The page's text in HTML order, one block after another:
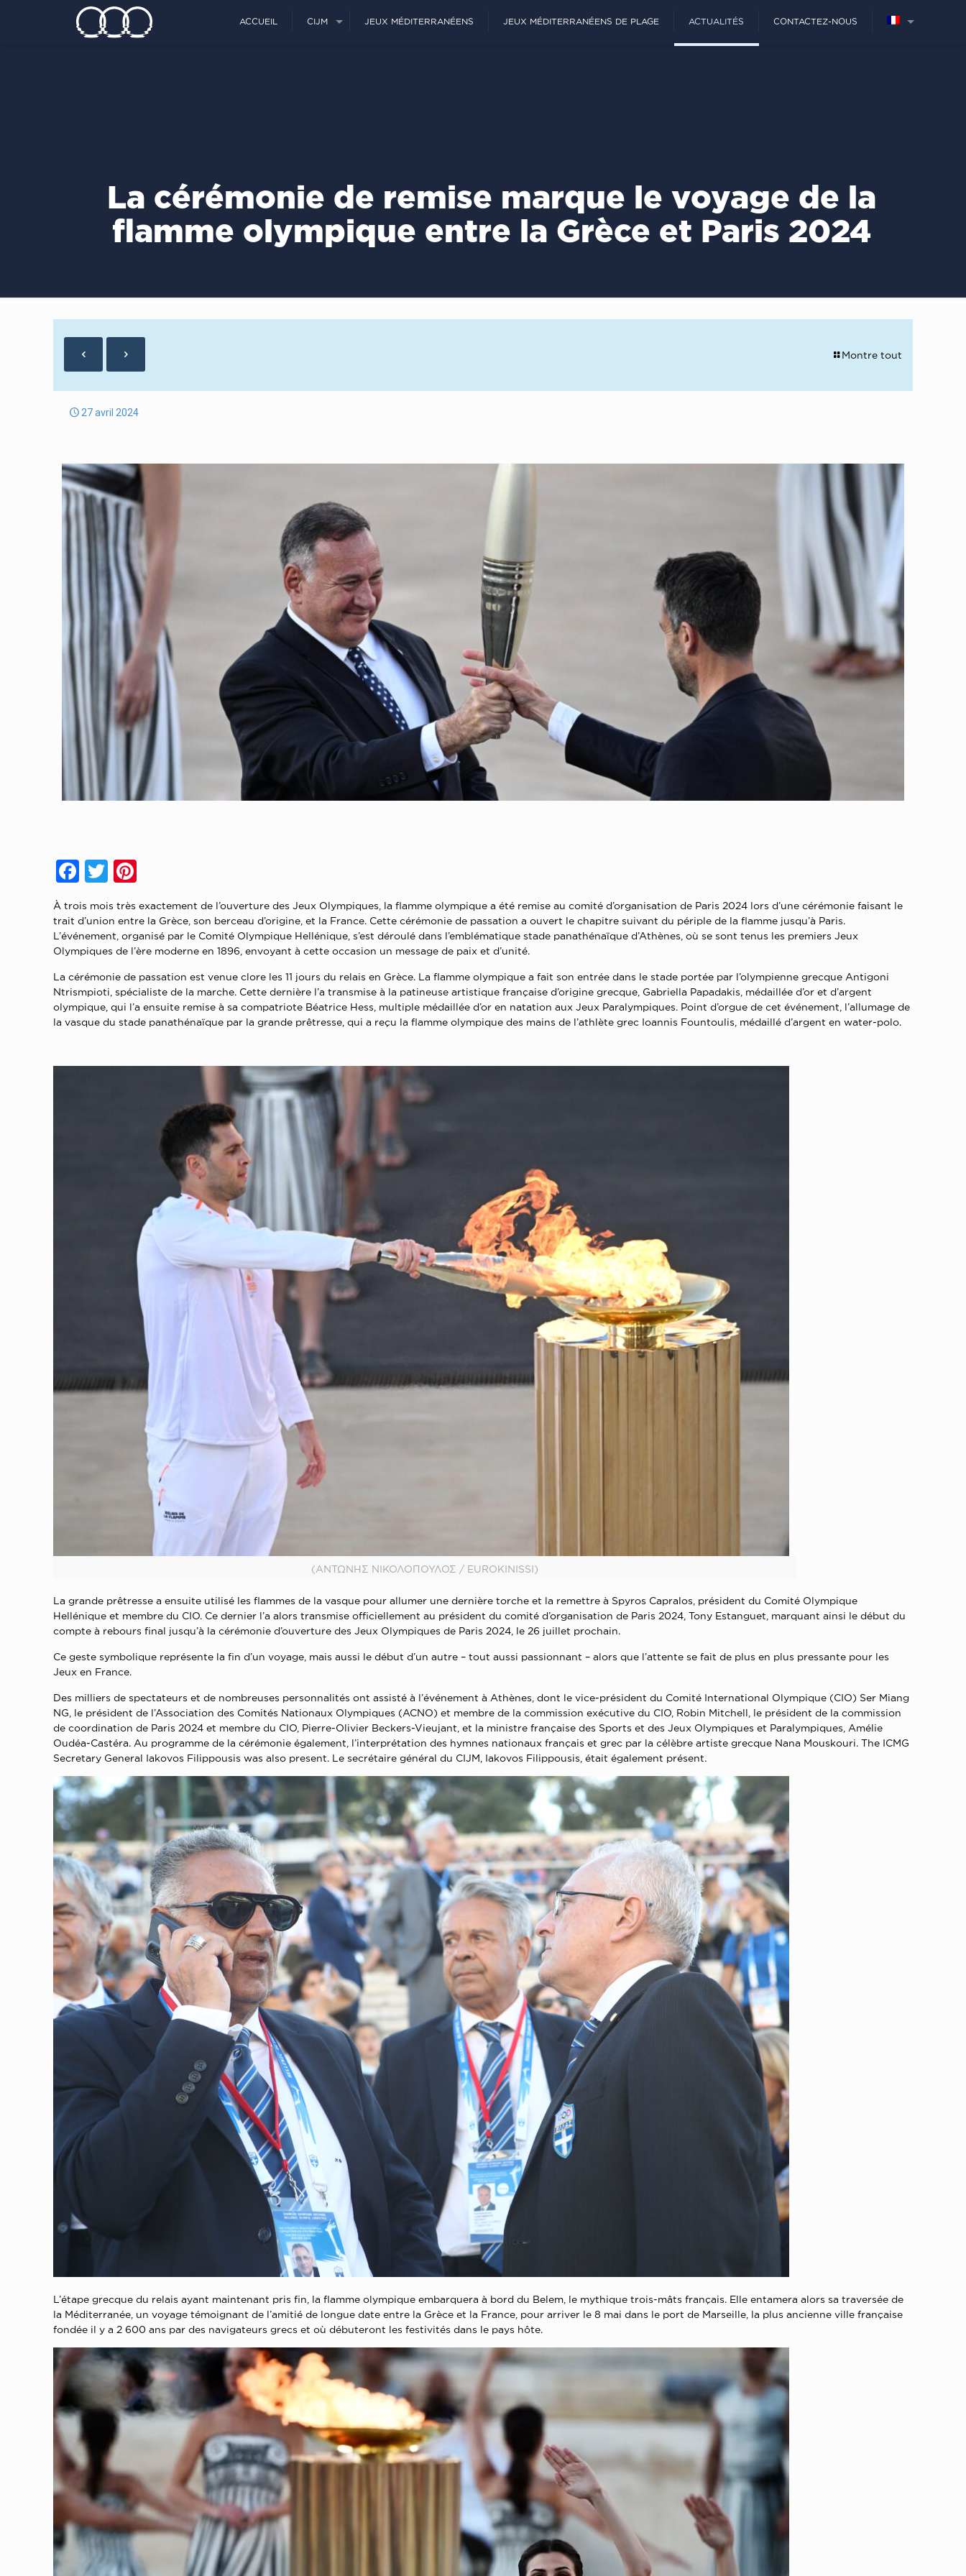
ACCUEIL CIJM JEUX MÉDITERRANÉENS JEUX MÉDITERRANÉENS DE PLAGE ACTUALITÉS CONTACTEZ-NOUS
La cérémonie de remise marque le voyage de la
flamme olympique entre la Grèce et Paris 2024
Montre tout
27 avril 2024
Facebook
Twitter
À trois mois très exactement de l’ouverture des Jeux Olympiques, la flamme olympique a été remise au comité d’organisation de Paris 2024 lors d’une cérémonie faisant le
trait d’union entre la Grèce, son berceau d’origine, et la France. Cette cérémonie de passation a ouvert le chapitre suivant du périple de la flamme jusqu’à Paris.
L’événement, organisé par le Comité Olympique Hellénique, s’est déroulé dans l’emblématique stade panathénaïque d’Athènes, où se sont tenus les premiers Jeux
Olympiques de l’ère moderne en 1896, envoyant à cette occasion un message de paix et d’unité.
La cérémonie de passation est venue clore les 11 jours du relais en Grèce. La flamme olympique a fait son entrée dans le stade portée par l’olympienne grecque Antigoni
Ntrismpioti, spécialiste de la marche. Cette dernière l’a transmise à la patineuse artistique française d’origine grecque, Gabriella Papadakis, médaillée d’or et d’argent
olympique, qui l’a ensuite remise à sa compatriote Béatrice Hess, multiple médaillée d’or en natation aux Jeux Paralympiques. Point d’orgue de cet événement, l’allumage de
la vasque du stade panathénaïque par la grande prêtresse, qui a reçu la flamme olympique des mains de l’athlète grec Ioannis Fountoulis, médaillé d’argent en water-polo.
(ΑΝΤΩΝΗΣ ΝΙΚΟΛΟΠΟΥΛΟΣ / EUROKINISSI)
La grande prêtresse a ensuite utilisé les flammes de la vasque pour allumer une dernière torche et la remettre à Spyros Capralos, président du Comité Olympique
Hellénique et membre du CIO. Ce dernier l’a alors transmise officiellement au président du comité d’organisation de Paris 2024, Tony Estanguet, marquant ainsi le début du
compte à rebours final jusqu’à la cérémonie d’ouverture des Jeux Olympiques de Paris 2024, le 26 juillet prochain.
Ce geste symbolique représente la fin d’un voyage, mais aussi le début d’un autre – tout aussi passionnant – alors que l’attente se fait de plus en plus pressante pour les
Jeux en France.
Des milliers de spectateurs et de nombreuses personnalités ont assisté à l’événement à Athènes, dont le vice-président du Comité International Olympique (CIO) Ser Miang
NG, le président de l’Association des Comités Nationaux Olympiques (ACNO) et membre de la commission exécutive du CIO, Robin Mitchell, le président de la commission
de coordination de Paris 2024 et membre du CIO, Pierre-Olivier Beckers-Vieujant, et la ministre française des Sports et des Jeux Olympiques et Paralympiques, Amélie
Oudéa-Castéra. Au programme de la cérémonie également, l’interprétation des hymnes nationaux français et grec par la célèbre artiste grecque Nana Mouskouri. The ICMG
Secretary General Iakovos Filippousis was also present. Le secrétaire général du CIJM, Iakovos Filippousis, était également présent.
L’étape grecque du relais ayant maintenant pris fin, la flamme olympique embarquera à bord du Belem, le mythique trois-mâts français. Elle entamera alors sa traversée de
la Méditerranée, un voyage témoignant de l’amitié de longue date entre la Grèce et la France, pour arriver le 8 mai dans le port de Marseille, la plus ancienne ville française
fondée il y a 2 600 ans par des navigateurs grecs et où débuteront les festivités dans le pays hôte.